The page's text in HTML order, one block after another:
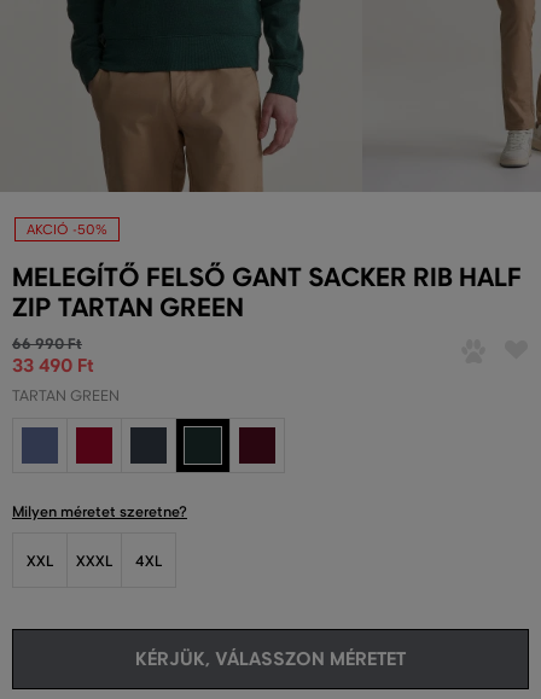
AKCIÓ -50%
MELEGÍTŐ FELSŐ GANT SACKER RIB HALF
ZIP TARTAN GREEN
66 990 Ft
33 490 Ft
TARTAN GREEN
Milyen méretet szeretne?
XXL XXXL 4XL
KÉRJÜK, VÁLASSZON MÉRETET